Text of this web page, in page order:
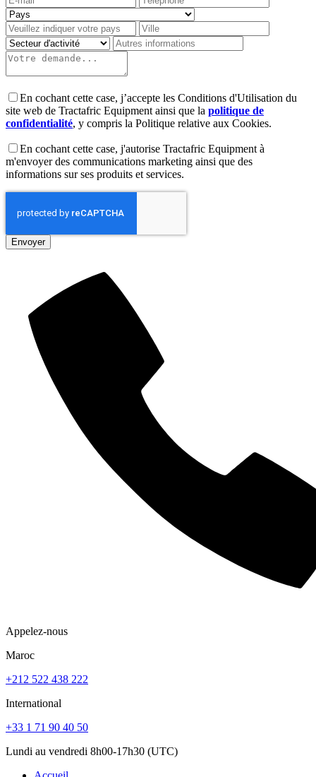
En cochant cette case, j’accepte les Conditions d'Utilisation du
site web de Tractafric Equipment ainsi que la politique de
confidentialité, y compris la Politique relative aux Cookies.
En cochant cette case, j'autorise Tractafric Equipment à
m'envoyer des communications marketing ainsi que des
informations sur ses produits et services.
Appelez-nous
Maroc
+212 522 438 222
International
+33 1 71 90 40 50
Lundi au vendredi 8h00-17h30 (UTC)